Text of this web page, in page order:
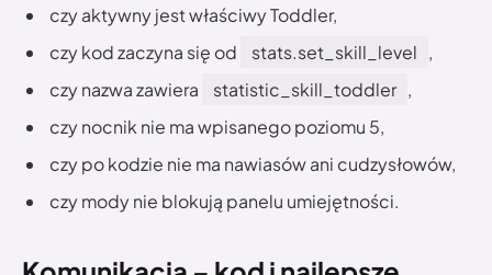
czy aktywny jest właściwy Toddler,
czy kod zaczyna się od
stats.set_skill_level ,
czy nazwa zawiera
statistic_skill_toddler ,
czy nocnik nie ma wpisanego poziomu 5,
czy po kodzie nie ma nawiasów ani cudzysłowów,
czy mody nie blokują panelu umiejętności.